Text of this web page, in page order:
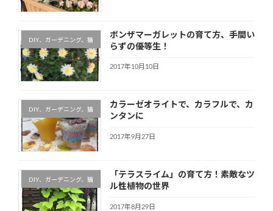
DIY、ガーデニング、猫
ボンザマーガレットの育て方、手間い
らずの優等生！
2017年10月10日
DIY、ガーデニング、猫
カラーゼオライトで、カラフルで、カ
ンタンに
2017年9月27日
DIY、ガーデニング、猫
「テラスライム」の育て方！素敵なツ
ル性植物の世界
2017年8月29日